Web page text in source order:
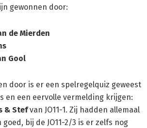
gewonnen door:
de Mierden
Gool
door is er een spelregelquiz geweest
en een eervolle vermelding krijgen:
& Stefvan JO11-1. Zij hadden allemaal
goed, bij de JO11-2/3 is er zelfs nog